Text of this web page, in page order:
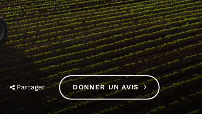
Partager DONNER UN AVIS